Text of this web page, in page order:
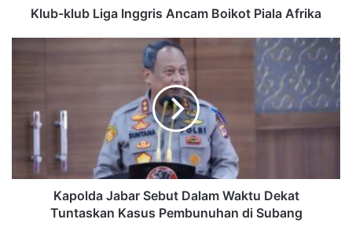
Klub-klub Liga Inggris Ancam Boikot Piala Afrika
Kapolda Jabar Sebut Dalam Waktu Dekat
Tuntaskan Kasus Pembunuhan di Subang